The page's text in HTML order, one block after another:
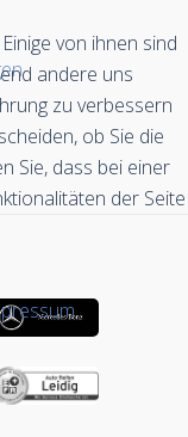
von ihnen sind
andere uns
zu verbessern
ob Sie die
Sie, dass bei einer
der Seite